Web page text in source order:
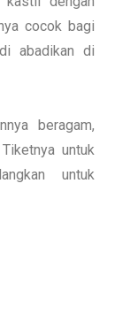
cocok bagi
abadikan di
beragam,
Tiketnya untuk
untuk